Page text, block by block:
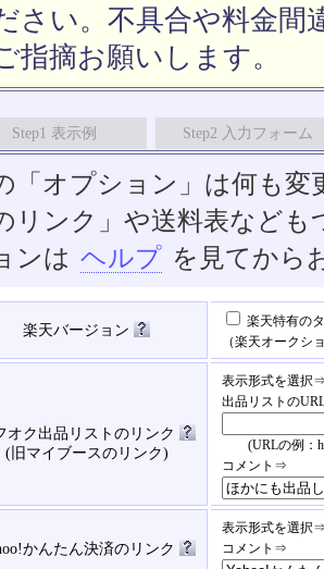
さい。不具合や料金間
指摘お願いします。
Step1 表示例 Step2 入力フォーム
「オプション」は何も
リンク」や送料表など
ンは ヘルプ を見てから
楽天バージョン
楽天特有の
（楽天オークシ
オク出品リストのリンク
(旧マイブースのリンク)
表示形式を選択
出品リストの
(URLの例：
コメント⇒
かんたん決済のリンク
表示形式を選択
コメント⇒